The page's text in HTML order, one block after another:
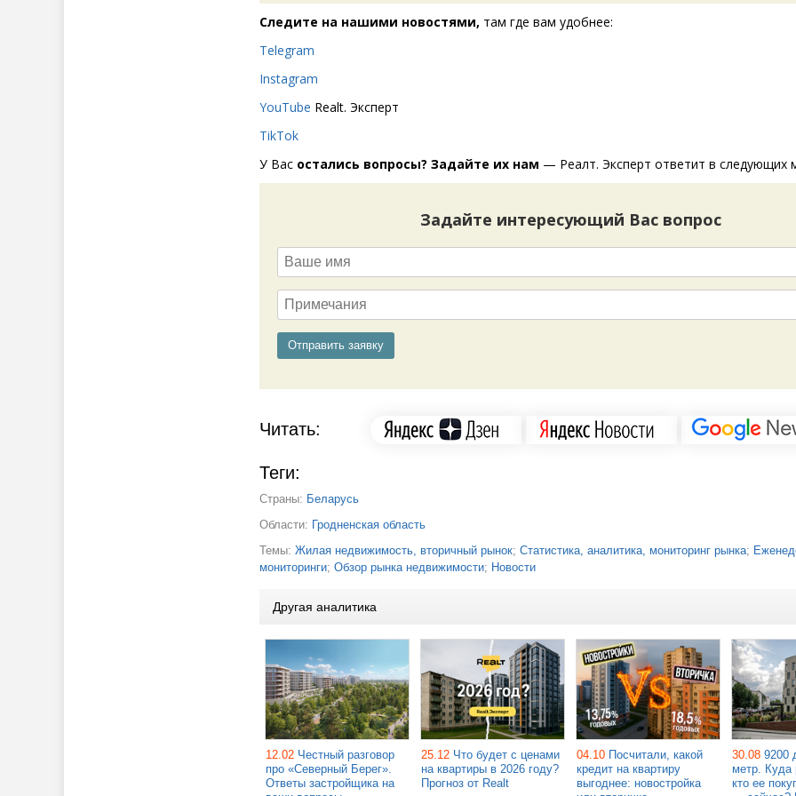
Следите на нашими новостями, там где вам удобнее:
Telegram
Instagram
YouTube Realt. Эксперт
TikTok
У Вас остались вопросы? Задайте их нам — Реалт. Эксперт ответит в следующих
Задайте интересующий Вас вопрос
Читать:
Теги:
Страны: Беларусь
Области: Гродненская область
Темы: Жилая недвижимость, вторичный рынок; Статистика, аналитика, мониторинг рынка;
мониторинги; Обзор рынка недвижимости; Новости
Другая аналитика
12.02 Честный разговор
про «Северный Берег».
Ответы застройщика на
25.12 Что будет с ценами
на квартиры в 2026 году?
Прогноз от Realt
04.10 Посчитали, какой
кредит на квартиру
выгоднее: новостройка
30.08 9200
метр. Куда
кто ее